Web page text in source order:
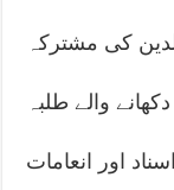
کی مشترکہ
والے طلبہ
اور انعامات